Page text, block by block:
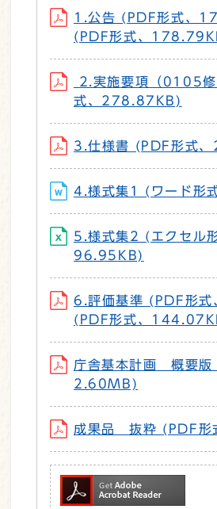
1.公告 (PDF形式、
(PDF形式、
2.実施要項（0105
式、278.87KB)
3.仕様書 (PDF形式
4.様式集1 (ワード形
5.様式集2 (エクセル形
96.95KB)
6.評価基準 (PDF形
(PDF形式、
庁舎基本計画 概要版
2.60MB)
成果品 抜粋 (PDF形